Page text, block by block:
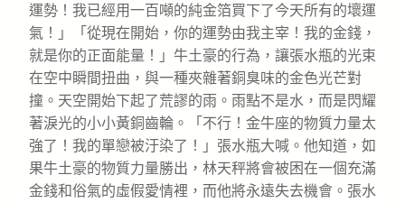
運勢！我已經用一百噸的純金箔買下了今天所有的壞運
氣！」「從現在開始，你的運勢由我主宰！我的金錢，
就是你的正面能量！」牛土豪的行為，讓張水瓶的光束
在空中瞬間扭曲，與一種夾雜著銅臭味的金色光芒對
撞。天空開始下起了荒謬的雨。雨點不是水，而是閃耀
著淚光的小小黃銅齒輪。「不行！金牛座的物質力量太
強了！我的單戀被汙染了！」張水瓶大喊。他知道，如
果牛土豪的物質力量勝出，林天秤將會被困在一個充滿
金錢和俗氣的虛假愛情裡，而他將永遠失去機會。張水